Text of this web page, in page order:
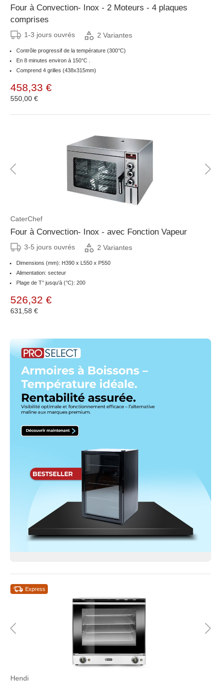
Four à Convection- Inox - 2 Moteurs - 4 plaques
comprises
1-3 jours ouvrés 2 Variantes
Contrôle progressif de la température (300°C)
En 8 minutes environ à 150°C .
Comprend 4 grilles (438x315mm)
458,33 €
550,00 €
CaterChef
Four à Convection- Inox - avec Fonction Vapeur
3-5 jours ouvrés 2 Variantes
Dimensions (mm): H390 x L550 x P550
Alimentation: secteur
Plage de T° jusqu'à (°C): 200
526,32 €
631,58 €
Express
Hendi